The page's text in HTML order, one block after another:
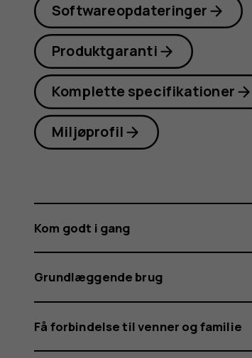
Softwareopdateringer
Produktgaranti
Komplette specifikationer
Miljøprofil
Kom godt i gang
Grundlæggende brug
Få forbindelse til venner og familie